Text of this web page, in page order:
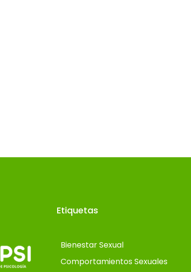
Etiquetas
Bienestar Sexual
Comportamientos Sexuales